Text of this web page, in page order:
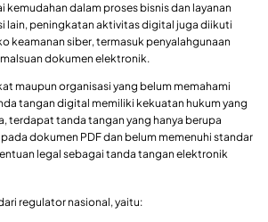
kemudahan dalam proses bisnis dan layanan
lain, peningkatan aktivitas digital juga diikuti
keamanan siber, termasuk penyalahgunaan
dokumen elektronik.
maupun organisasi yang belum memahami
tangan digital memiliki kekuatan hukum yang
terdapat tanda tangan yang hanya berupa
dokumen PDF dan belum memenuhi standar
legal sebagai tanda tangan elektronik
regulator nasional, yaitu: